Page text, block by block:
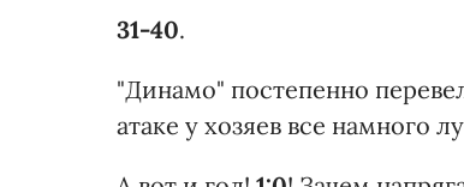
31-40.
"Динамо" постепенно
атаке у хозяев все намного